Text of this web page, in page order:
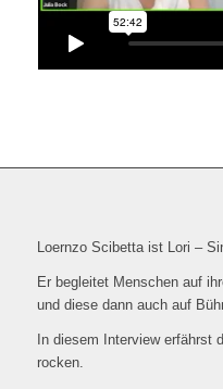
Loernzo Scibetta ist Lori –
Er begleitet Menschen auf
und diese dann auch auf
In diesem Interview erfährst
rocken.